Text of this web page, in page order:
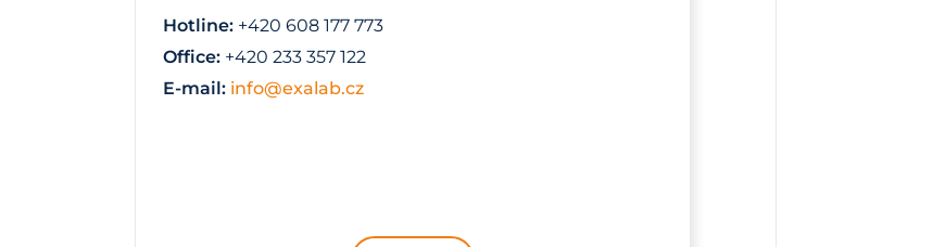
Hotline: +420 608 177 773
Office: +420 233 357 122
E-mail: info@exalab.cz